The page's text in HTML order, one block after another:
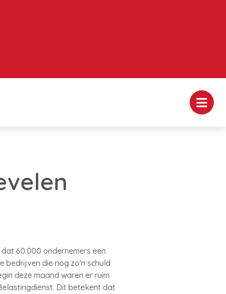
60.000 ondernemers een
bedrijven die nog zo'n schuld
deze maand waren er ruim
Dit betekent dat